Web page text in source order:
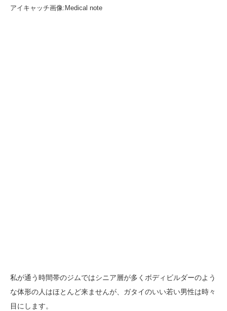
アイキャッチ画像:Medical note
私が通う時間帯のジムではシニア層が多くボディビルダーのよう
な体形の人はほとんど来ませんが、ガタイのいい若い男性は時々
目にします。